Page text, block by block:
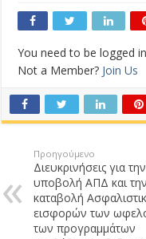
You need to be logged
Not a Member? Join Us
Προηγούμενο
Διευκρινήσεις για την
υποβολή ΑΠΔ και την
καταβολή
εισφορών των
των προγραμμάτων